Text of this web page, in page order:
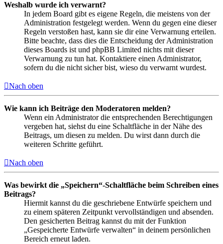
Weshalb wurde ich verwarnt?
In jedem Board gibt es eigene Regeln, die meistens von der
Administration festgelegt werden. Wenn du gegen eine dieser
Regeln verstoßen hast, kann sie dir eine Verwarnung erteilen.
Bitte beachte, dass dies die Entscheidung der Administration
dieses Boards ist und phpBB Limited nichts mit dieser
Verwarnung zu tun hat. Kontaktiere einen Administrator,
sofern du die nicht sicher bist, wieso du verwarnt wurdest.
Nach oben
Wie kann ich Beiträge den Moderatoren melden?
Wenn ein Administrator die entsprechenden Berechtigungen
vergeben hat, siehst du eine Schaltfläche in der Nähe des
Beitrags, um diesen zu melden. Du wirst dann durch die
weiteren Schritte geführt.
Nach oben
Was bewirkt die „Speichern“-Schaltfläche beim Schreiben eines
Beitrags?
Hiermit kannst du die geschriebene Entwürfe speichern und
zu einem späteren Zeitpunkt vervollständigen und absenden.
Den gesicherten Beitrag kannst du mit der Funktion
„Gespeicherte Entwürfe verwalten“ in deinem persönlichen
Bereich erneut laden.